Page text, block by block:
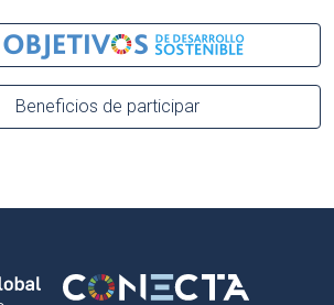
Beneficios de participar